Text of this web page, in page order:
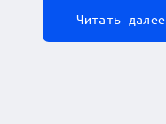
Читать далее